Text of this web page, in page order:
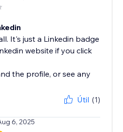
It's just a Linkedin badge
website if you click
the profile, or see any
Útil (1)
6, 2025